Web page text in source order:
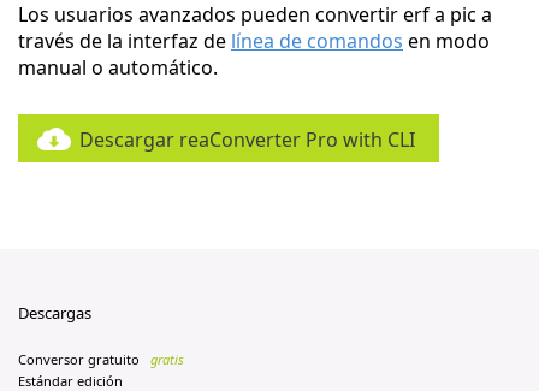
Los usuarios avanzados pueden convertir erf a pic a
través de la interfaz de línea de comandos en modo
manual o automático.
Descargar reaConverter Pro with CLI
Descargas
Conversor gratuito
gratis
Estándar edición